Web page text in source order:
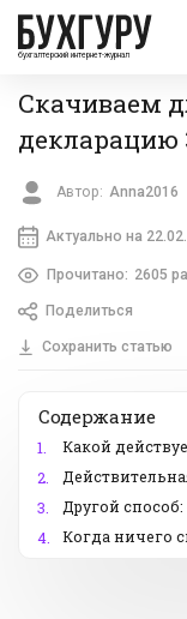
бухгалтерский интернет-журнал
Скачиваем
декларацию
Автор: Anna2016
Актуально на
Прочитано: 2605
Поделиться
Сохранить статью
Содержание
1.
Какой
2.
3.
Другой
4.
Когда ничего